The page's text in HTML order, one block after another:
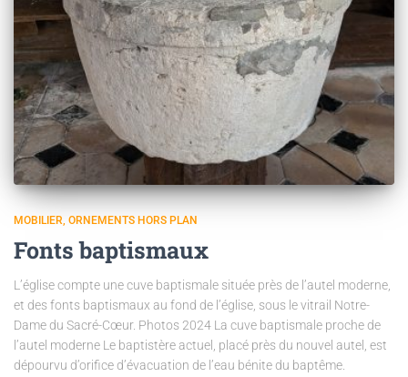
MOBILIER ORNEMENTS HORS PLAN
Fonts baptismaux
L’église compte une cuve baptismale située près de l’autel moderne,
et des fonts baptismaux au fond de l’église, sous le vitrail Notre-
Dame du Sacré-Cœur. Photos 2024 La cuve baptismale proche de
l’autel moderne Le baptistère actuel, placé près du nouvel autel, est
dépourvu d’orifice d’évacuation de l’eau bénite du baptême.